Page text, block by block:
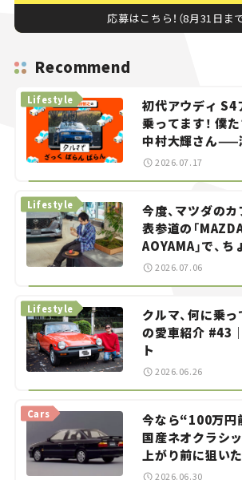
応募はこちら！（8月31日まで
Recommend
初代アウディ S4
乗ってます！ 僕
中村大輝さん——
智之の「クルマで
Lifestyle
2026.07.17
今度、マツダのカ
表参道の「
AOYAMA」で、
——連載｜CCGと
Lifestyle
2026.07.06
クルマ、何に乗
の愛車紹介 #43
ト
Lifestyle
2026.06.26
今なら“100万円
国産ネオクラシ
上がり前に狙い
をお手伝い――ちょ
Cars
2026.06.30